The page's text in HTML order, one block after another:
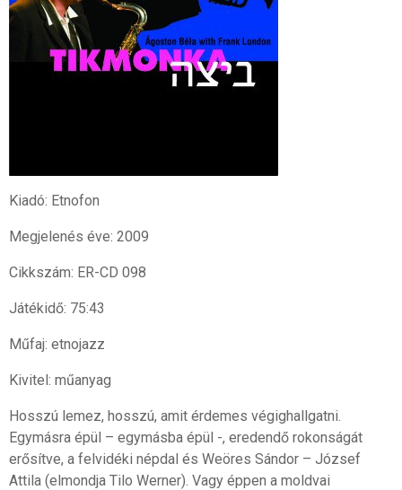
Kiadó: Etnofon
Megjelenés éve: 2009
Cikkszám: ER-CD 098
Játékidő: 75:43
Műfaj: etnojazz
Kivitel: műanyag
Hosszú lemez, hosszú, amit érdemes végighallgatni.
Egymásra épül – egymásba épül -, eredendő rokonságát
erősítve, a felvidéki népdal és Weöres Sándor – József
Attila (elmondja Tilo Werner). Vagy éppen a moldvai